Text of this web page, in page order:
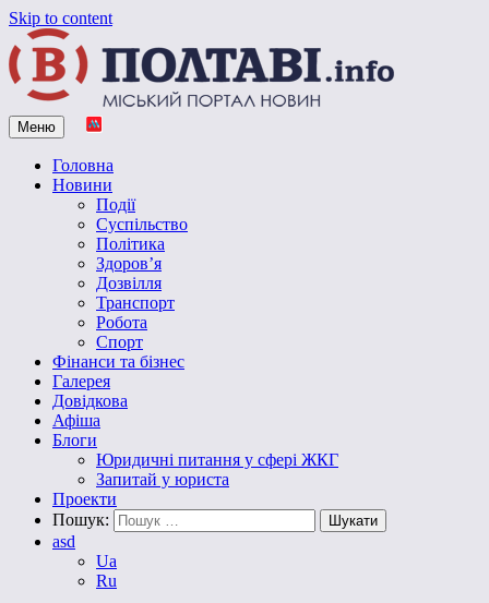
Skip to content
Vpoltave.info
Полтавський портал новин
Меню
Головна
Новини
Події
Суспільство
Політика
Здоров’я
Дозвілля
Транспорт
Робота
Спорт
Фінанси та бізнес
Галерея
Довідкова
Афіша
Блоги
Юридичні питання у сфері ЖКГ
Запитай у юриста
Проекти
Пошук:
asd
Ua
Ru